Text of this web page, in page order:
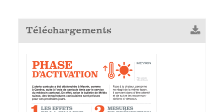
Téléchargements